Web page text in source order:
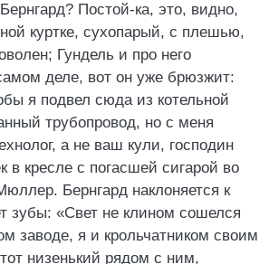
Постой-ка, это, видно,
куртке, сухопарый, с плешью,
Гундель и про него
деле, вот он уже брюзжит:
я подвел сюда из котельной
трубопровод, но с меня
а не ваш кули, господин
в кресле с погасшей сигарой во
Бернгард наклоняется к
зубы: «Свет не клином сошелся
заводе, я и крольчатником своим
низенький рядом с ним,